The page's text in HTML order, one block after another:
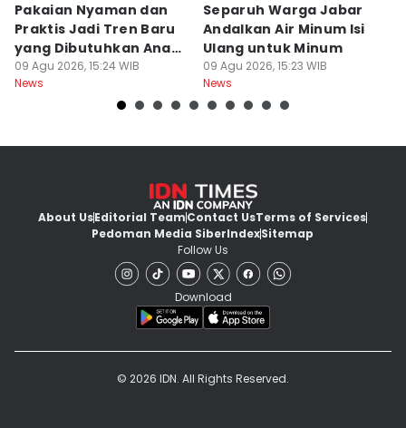
Pakaian Nyaman dan
Praktis Jadi Tren Baru
yang Dibutuhkan Anak
Muda
09 Agu 2026, 15:24 WIB
News
Separuh Warga Jabar
Andalkan Air Minum Isi
Ulang untuk Minum
09 Agu 2026, 15:23 WIB
News
About UsEditorial TeamContact UsTerms of Services
Pedoman Media SiberIndexSitemap
Follow Us
Download
© 2026 IDN. All Rights Reserved.